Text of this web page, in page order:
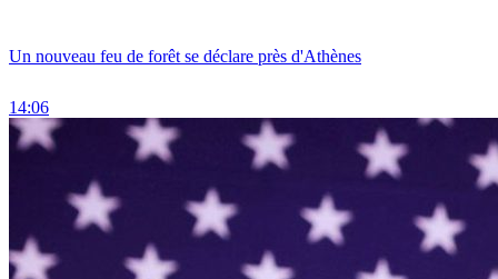
Un nouveau feu de forêt se déclare près d'Athènes
14:06